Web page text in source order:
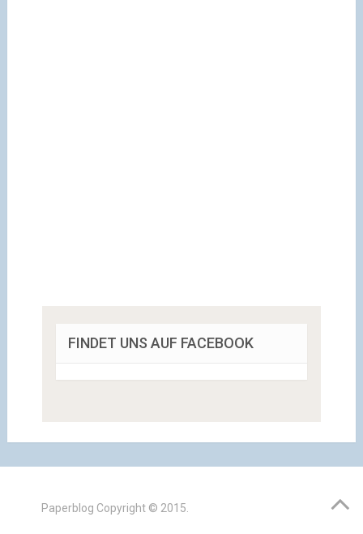
FINDET UNS AUF FACEBOOK
Paperblog Copyright © 2015.